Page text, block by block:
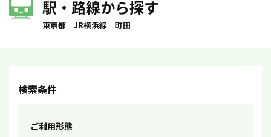
駅・路線から探す
東京都 JR横浜線 町田
検索条件
ご利用形態